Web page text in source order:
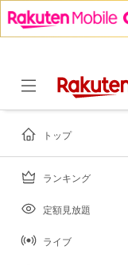
トップ
ランキング
定額見放題
ライブ